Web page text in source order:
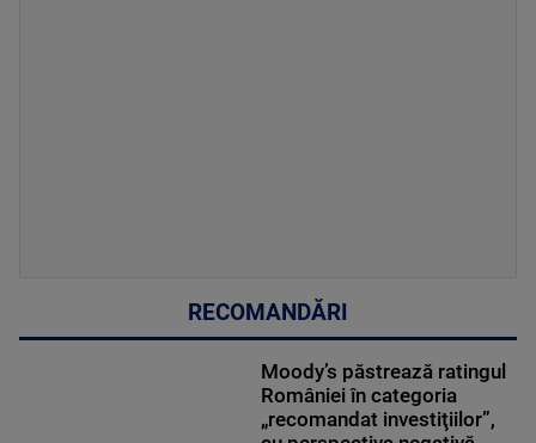
RECOMANDĂRI
Moody’s păstrează ratingul
României în categoria
„recomandat investiţiilor”,